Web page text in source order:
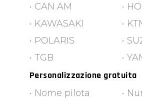
• CAN AM
•
• KAWASAKI
•
• POLARIS
•
• TGB
•
Personalizzazione gratuita
• Nome pilota
•